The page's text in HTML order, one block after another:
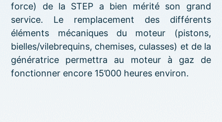
force) de la STEP a bien mérité son grand
service. Le remplacement des différents
éléments mécaniques du moteur (pistons,
bielles/vilebrequins, chemises, culasses) et de la
génératrice permettra au moteur à gaz de
fonctionner encore 15’000 heures environ.